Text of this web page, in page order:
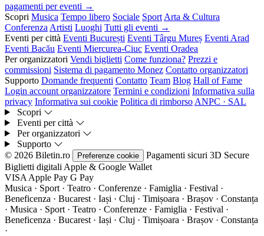
pagamenti per eventi →
Scopri Musica Tempo libero Sociale Sport Arta & Cultura
Conferenza Artisti Luoghi Tutti gli eventi →
Eventi per città Eventi București Eventi Târgu Mureș Eventi Arad
Eventi Bacău Eventi Miercurea-Ciuc Eventi Oradea
Per organizzatori Vendi biglietti Come funziona? Prezzi e
commissioni Sistema di pagamento Monez Contatto organizzatori
Supporto Domande frequenti Contatto Team Blog Hall of Fame
Login account organizzatore Termini e condizioni Informativa sulla
privacy Informativa sui cookie Politica di rimborso ANPC · SAL
Scopri
Eventi per città
Per organizzatori
Supporto
© 2026 Biletin.ro
Preferenze cookie Pagamenti sicuri 3D Secure
Biglietti digitali Apple & Google Wallet
VISA Apple Pay G Pay
Musica · Sport · Teatro · Conferenze · Famiglia · Festival ·
Beneficenza · Bucarest · Iași · Cluj · Timișoara · Brașov · Constanța
· Musica · Sport · Teatro · Conferenze · Famiglia · Festival ·
Beneficenza · Bucarest · Iași · Cluj · Timișoara · Brașov · Constanța
·